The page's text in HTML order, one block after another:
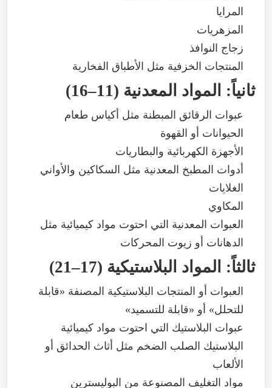
المرايا
المزهريات
زجاج النوافذ
المنتجات الخزفية مثل الأطباق الفخارية
ثانياً: المواد المعدنية (
11–16
)
عبوات الرقائق المبطنة مثل أكياس طعام
الحيوانات أو القهوة
الأجهزة الكهربائية والبطاريات
أدوات المطبخ المعدنية مثل السكاكين والأواني
الغلايات
المكاوي
العبوات المعدنية التي احتوت مواد كيميائية مثل
الدهانات أو زيوت المحركات
ثالثاً: المواد البلاستيكية (
17–21
)
العبوات أو المنتجات البلاستيكية المصنفة «قابلة
للتحلل» أو «قابلة للتسميد»
عبوات البلاستيك التي احتوت مواد كيميائية
البلاستيك الصلب الضخم مثل أثاث الحدائق أو
الألعاب
مواد التغليف المصنوعة من البوليسترين